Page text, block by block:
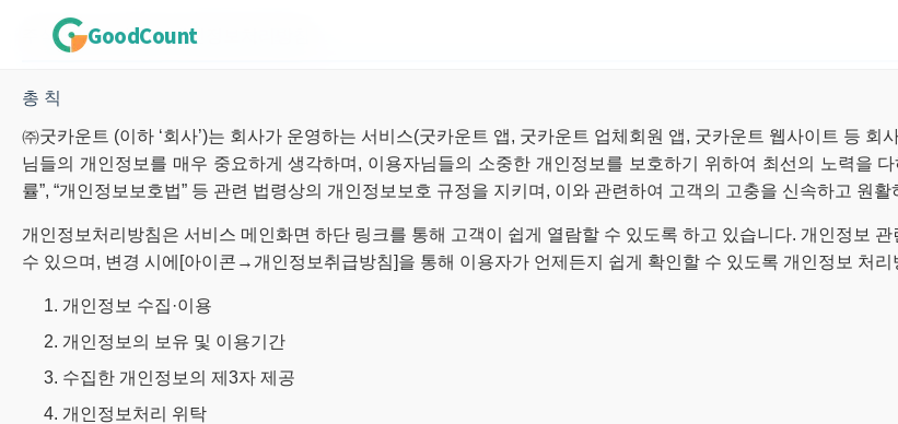
GoodCount
주식회사 굿카운트 개인정보처리방침
총 칙
㈜굿카운트 (이하 ‘회사’)는 회사가 운영하는 서비스(굿카운트 앱, 굿카운트 업체회원 앱, 굿카운트 웹사이트 등 회
님들의 개인정보를 매우 중요하게 생각하며, 이용자님들의 소중한 개인정보를 보호하기 위하여 최선의 노력을
률”, “개인정보보호법” 등 관련 법령상의 개인정보보호 규정을 지키며, 이와 관련하여 고객의 고충을 신속하고 원
개인정보처리방침은 서비스 메인화면 하단 링크를 통해 고객이 쉽게 열람할 수 있도록 하고 있습니다. 개인정보
수 있으며, 변경 시에[아이콘→개인정보취급방침]을 통해 이용자가 언제든지 쉽게 확인할 수 있도록 개인정보 처
1. 개인정보 수집·이용
2. 개인정보의 보유 및 이용기간
3. 수집한 개인정보의 제3자 제공
4. 개인정보처리 위탁